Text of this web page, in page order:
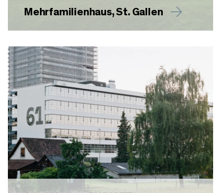
Mehrfamilienhaus, St. Gallen